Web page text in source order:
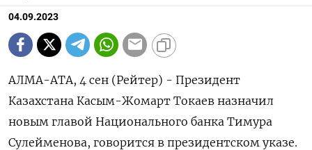
04.09.2023
АЛМА-АТА, 4 сен (Рейтер) - Президент
Казахстана Касым-Жомарт Токаев назначил
новым главой Национального банка Тимура
Сулейменова, говорится в президентском указе.